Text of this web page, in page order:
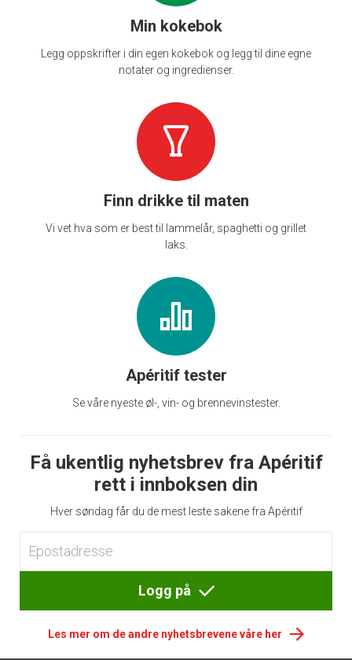
Min kokebok
Legg oppskrifter i din egen kokebok og legg til dine egne
notater og ingredienser.
Finn drikke til maten
Vi vet hva som er best til lammelår, spaghetti og grillet
laks.
Apéritif tester
Se våre nyeste øl-, vin- og brennevinstester.
Få ukentlig nyhetsbrev fra Apéritif
rett i innboksen din
Hver søndag får du de mest leste sakene fra Apéritif
Logg på
Les mer om de andre nyhetsbrevene våre her